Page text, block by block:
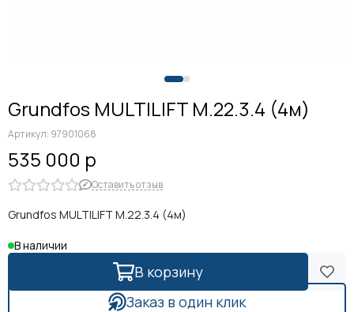
Grundfos MULTILIFT M.22.3.4 (4м)
Артикул: 97901068
535 000 р
Оставить отзыв
Grundfos MULTILIFT M.22.3.4 (4м)
В наличии
В корзину
Заказ в один клик